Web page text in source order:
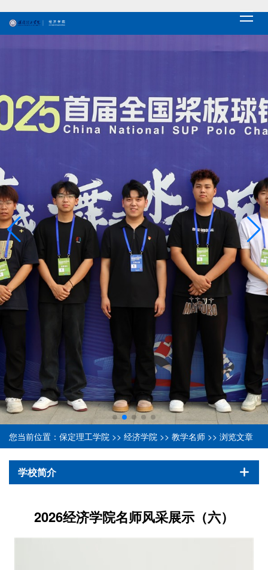
您当前位置： 保定理工学院 >> 经济学院 >> 教学名师 >> 浏览文章
学校简介
2026经济学院名师风采展示（六）